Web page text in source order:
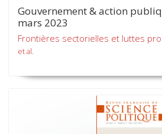
Gouvernement & action
mars 2023
Frontières sectorielles et luttes
et al.